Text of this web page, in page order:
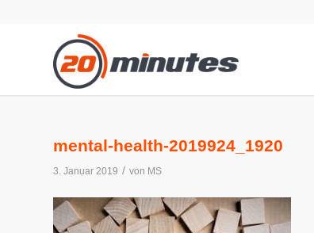
mental-health-2019924_1920
3. Januar 2019 / von MS